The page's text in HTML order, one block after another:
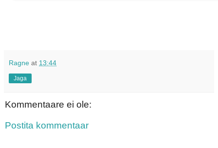
Ragne at 13:44
Jaga
Kommentaare ei ole:
Postita kommentaar